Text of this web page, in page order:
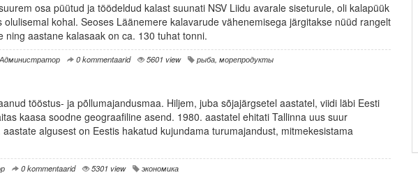
osa püütud ja töödeldud kalast suunati NSV Liidu avarale siseturule, oli kalapüük
olulisemal kohal. Seoses Läänemere kalavarude vähenemisega järgitakse nüüd rangelt
ning aastane kalasaak on ca. 130 tuhat tonni.
0 kommentaarid 5601 view рыба, морепродукты
tööstus- ja põllumajandusmaa. Hiljem, juba sõjajärgsetel aastatel, viidi läbi Eesti
kaasa soodne geograafiline asend. 1980. aastatel ehitati Tallinna uus suur
algusest on Eestis hakatud kujundama turumajandust, mitmekesistama
0 kommentaarid 5301 view экономика